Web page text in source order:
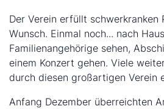
Der Verein erfüllt schwerkranken
Wunsch. Einmal noch... nach
Familienangehörige sehen,
einem Konzert gehen. Viele
durch diesen großartigen Verein
Anfang Dezember überreichten